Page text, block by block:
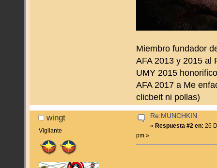
Miembro fundador
AFA 2013 y 2015 al
UMY 2015
AFA 2017 a Me
clicbeit ni pollas)
wingt
Vigilante
Re:MUNCHKIN
«Respuesta #2 en: 26
pm »